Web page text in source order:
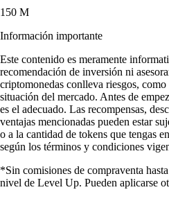
150 M
Información importante
Este contenido es meramente
recomendación de inversión ni
criptomonedas conlleva riesgos,
situación del mercado. Antes de
es el adecuado. Las recompensas,
ventajas mencionadas pueden estar
o a la cantidad de tokens que tengas
según los términos y condiciones
*Sin comisiones de compraventa
nivel de Level Up. Pueden aplicarse